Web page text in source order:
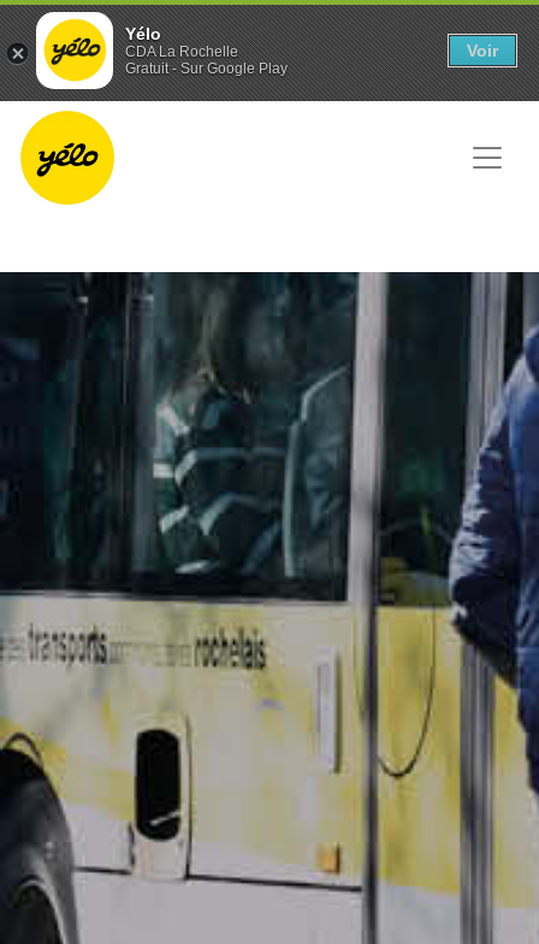
Yélo
CDA La Rochelle
Gratuit - Sur Google Play
Voir
Panneau de gestion des cookies